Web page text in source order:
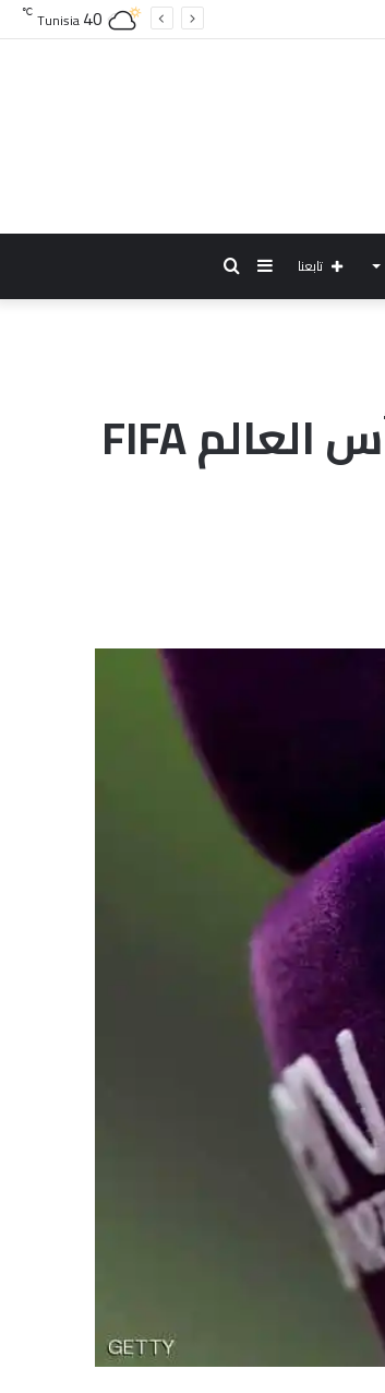
Tunisia40
℃
بحثإضافة
تابعنا
beIN SPORTS تكشف عن خطط تغطية استثنائية لكأس العالم FIFA